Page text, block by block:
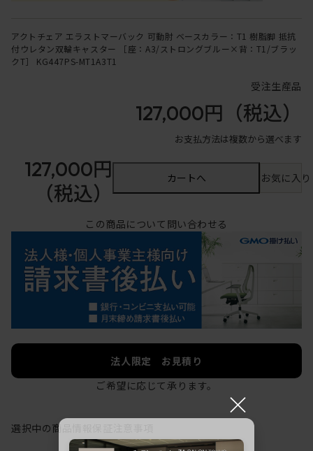
アクトチェア エラストマーバック 可動肘 ベースカラー：T1 樹脂脚 抵抗
付ウレタン双輪キャスター ［座：A3/ストロングブルー×背：T1/ブラッ
クT］ KG447PS-MT1A3T1
受注生産品
127,000円 （税込）
お支払方法は複数から選べます
127,000円
（税込）
カートへ お気に入
この商品について問い合わせる
法人限定 お見積り
ご希望に応じて承ります。
選択中の商品情報
×